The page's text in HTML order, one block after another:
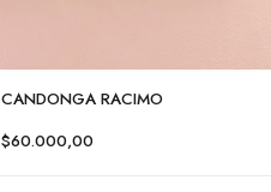
CANDONGA RACIMO
$60.000,00